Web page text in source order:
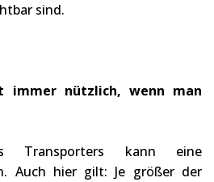
sind.
immer nützlich, wenn man
Transporters kann eine
Auch hier gilt: Je größer der